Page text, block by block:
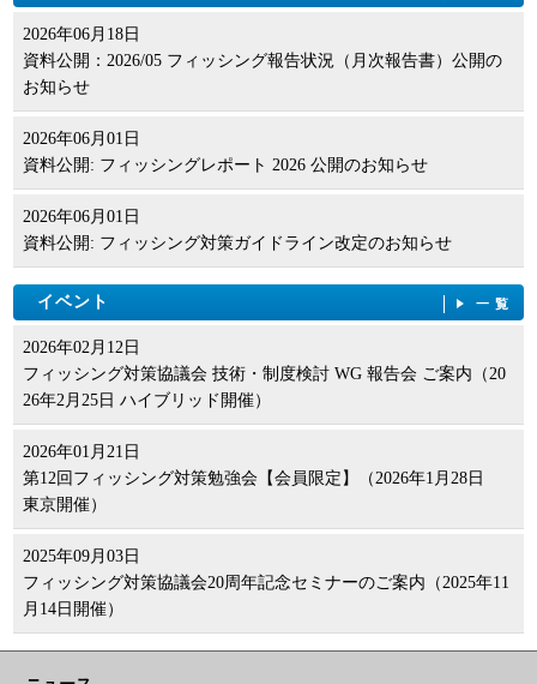
2026年06月18日
資料公開：2026/05 フィッシング報告状況（月次報告書）公開の
お知らせ
2026年06月01日
資料公開: フィッシングレポート 2026 公開のお知らせ
2026年06月01日
資料公開: フィッシング対策ガイドライン改定のお知らせ
イベント 一覧
2026年02月12日
フィッシング対策協議会 技術・制度検討 WG 報告会 ご案内（20
26年2月25日 ハイブリッド開催）
2026年01月21日
第12回フィッシング対策勉強会【会員限定】（2026年1月28日
東京開催）
2025年09月03日
フィッシング対策協議会20周年記念セミナーのご案内（2025年11
月14日開催）